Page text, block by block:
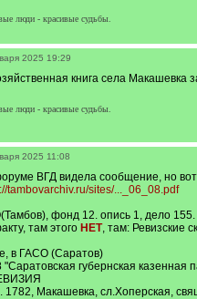
люди - красивые судьбы.
2025 19:29
книга села Макашевка
люди - красивые судьбы.
2025 11:08
ВГД видела сообщение, но
tambovarchiv.ru/sites/..._06_08.pdf
фонд 12. опись 1, дело 155.
там этого НЕТ, там: Ревизские
в ГАСО (Саратов)
"Саратовская губернская
Макашевка, сл.Хоперская,